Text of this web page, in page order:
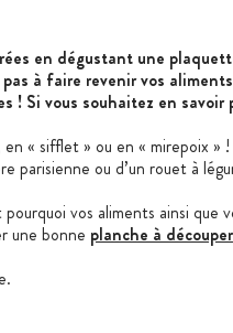
en dégustant une
à faire revenir vos
vous souhaitez en savoir
« sifflet » ou en « mirepoix
parisienne ou d’un rouet à
vos aliments ainsi que
une bonne planche à découper